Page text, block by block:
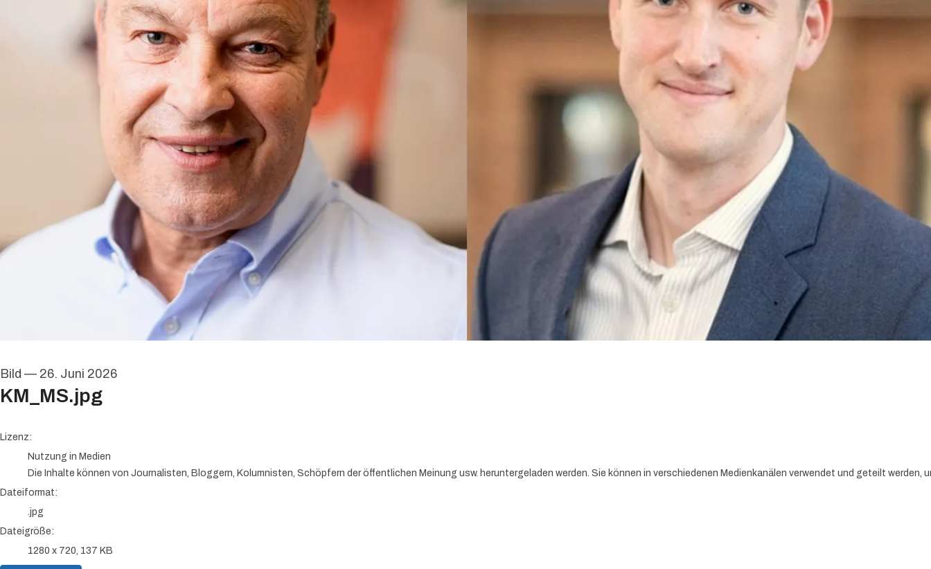
Bild — 26. Juni 2026
KM_MS.jpg
go to media item
Lizenz:
Nutzung in Medien
Die Inhalte können von Journalisten, Bloggern, Kolumnisten, Schöpfern der öffentlichen Meinung usw. heruntergeladen werden. Sie können in verschiedenen Medienkanälen verwendet und geteilt
Dateiformat:
.jpg
Dateigröße:
1280 x 720, 137 KB